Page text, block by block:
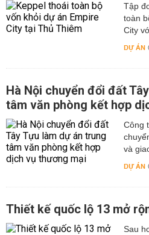
Tập
toàn
City
DỰ ÁN
Hà Nội chuyển đổi đất
tâm văn phòng kết hợp
Công
và
DỰ ÁN
Thiết kế quốc lộ 13 mở
Sau